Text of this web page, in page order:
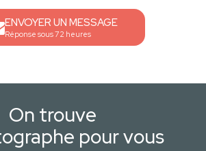
ENVOYER UN MESSAGE
Réponse sous 72 heures
On trouve
pour vous